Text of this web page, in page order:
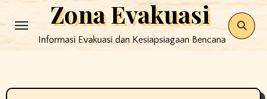
to
Zona Evakuasi
Informasi Evakuasi dan Kesiapsiagaan Bencana